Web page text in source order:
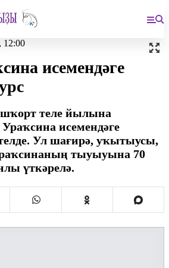
12:00
исемендәге
теле йылына
исемендәге
Ул шағирә, уҡытыусы,
тыуыуына 70
үткәрелә.